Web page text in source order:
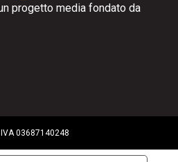
progetto media fondato da
03687140248